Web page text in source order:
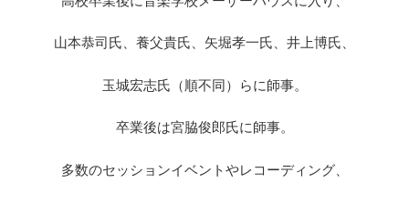
山本恭司氏、養父貴氏、矢堀孝一氏、井上博氏、
玉城宏志氏（順不同）らに師事。
卒業後は宮脇俊郎氏に師事。
多数のセッションイベントやレコーディング、